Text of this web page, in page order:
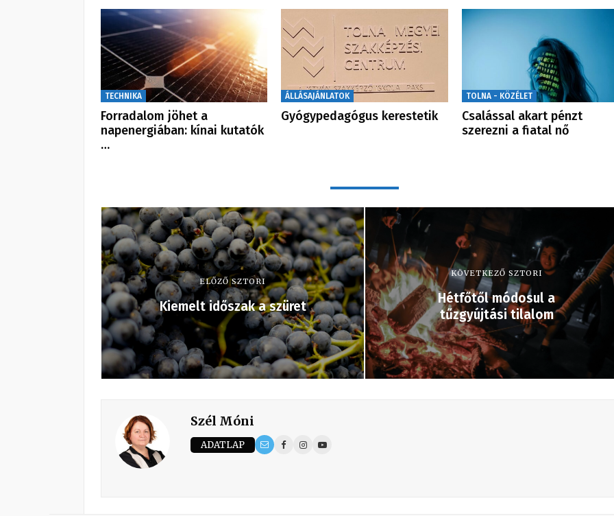
TECHNIKA
Forradalom jöhet a
napenergiában: kínai kutatók
…
ÁLLÁSAJÁNLATOK
Gyógypedagógus kerestetik
TOLNA - KÖZÉLET
Csalással akart pénzt
szerezni a fiatal nő
ELŐZŐ SZTORI
Kiemelt időszak a szüret
KÖVETKEZŐ SZTORI
Hétfőtől módosul a
tűzgyújtási tilalom
Szél Móni
ADATLAP